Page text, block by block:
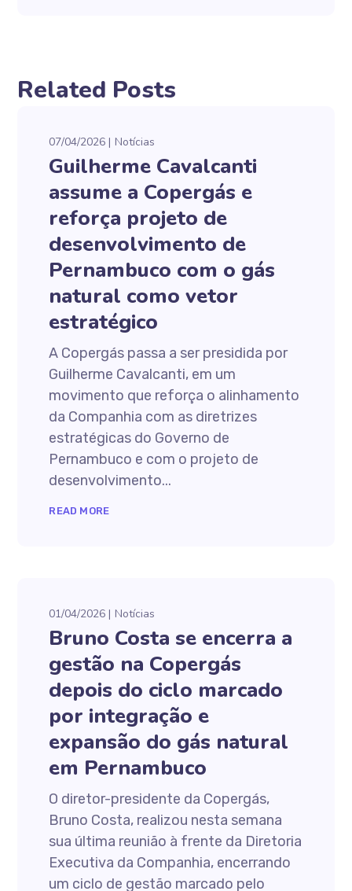
Related Posts
07/04/2026 Notícias
Guilherme Cavalcanti
assume a Copergás e
reforça projeto de
desenvolvimento de
Pernambuco com o gás
natural como vetor
estratégico
A Copergás passa a ser presidida por
Guilherme Cavalcanti, em um
movimento que reforça o alinhamento
da Companhia com as diretrizes
estratégicas do Governo de
Pernambuco e com o projeto de
desenvolvimento...
READ MORE
01/04/2026 Notícias
Bruno Costa se encerra a
gestão na Copergás
depois do ciclo marcado
por integração e
expansão do gás natural
em Pernambuco
O diretor-presidente da Copergás,
Bruno Costa, realizou nesta semana
sua última reunião à frente da Diretoria
Executiva da Companhia, encerrando
um ciclo de gestão marcado pelo